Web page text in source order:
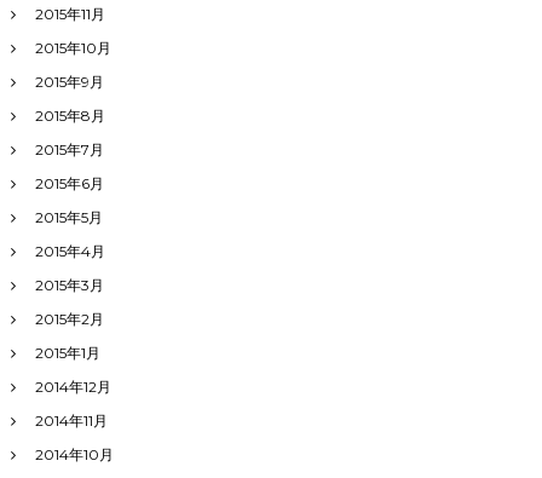
2015年11月
2015年10月
2015年9月
2015年8月
2015年7月
2015年6月
2015年5月
2015年4月
2015年3月
2015年2月
2015年1月
2014年12月
2014年11月
2014年10月